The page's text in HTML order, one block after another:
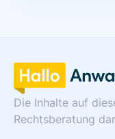
Die Inhalte auf
Rechtsberatung